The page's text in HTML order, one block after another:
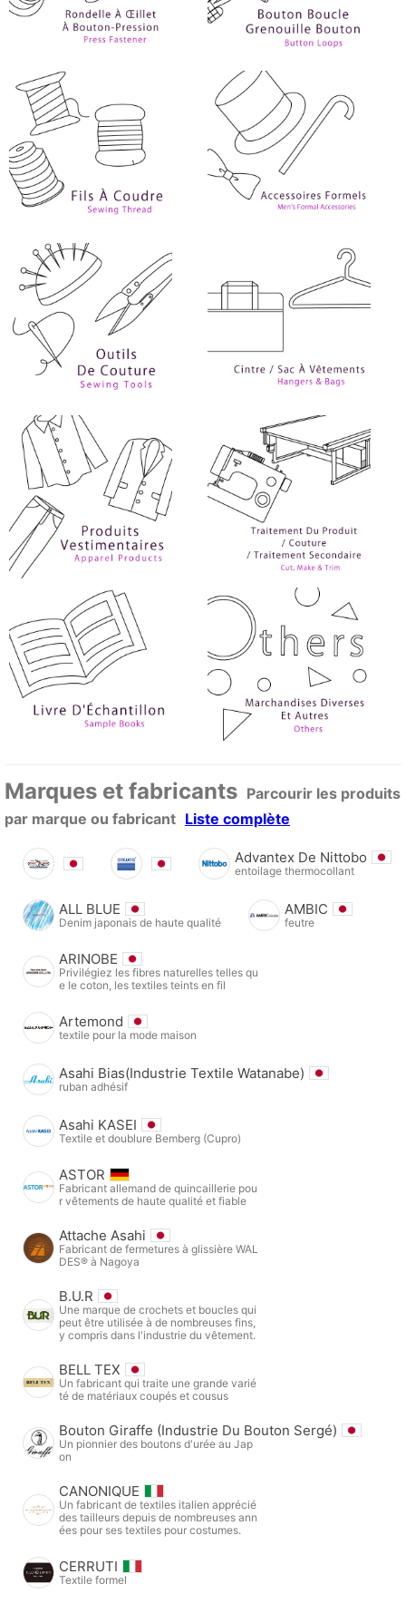
Marques et fabricants Parcourir les produits
par marque ou fabricant Liste complète
Advantex De Nittobo
entoilage thermocollant
ALL BLUE
Denim japonais de haute qualité
AMBIC
feutre
ARINOBE
Privilégiez les fibres naturelles telles qu
e le coton, les textiles teints en fil
Artemond
textile pour la mode maison
Asahi Bias(Industrie Textile Watanabe)
ruban adhésif
Asahi KASEI
Textile et doublure Bemberg (Cupro)
ASTOR
Fabricant allemand de quincaillerie pou
r vêtements de haute qualité et fiable
Attache Asahi
Fabricant de fermetures à glissière WAL
DES® à Nagoya
B.U.R
Une marque de crochets et boucles qui
peut être utilisée à de nombreuses fins,
y compris dans l'industrie du vêtement.
BELL TEX
Un fabricant qui traite une grande varié
té de matériaux coupés et cousus
Bouton Giraffe (Industrie Du Bouton Sergé)
Un pionnier des boutons d'urée au Jap
on
CANONIQUE
Un fabricant de textiles italien apprécié
des tailleurs depuis de nombreuses ann
ées pour ses textiles pour costumes.
CERRUTI
Textile formel